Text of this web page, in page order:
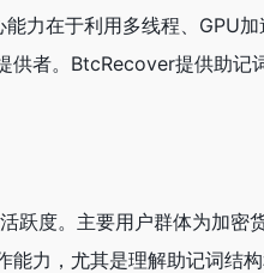
力在于利用多线程、GPU
者。BtcRecover提供助记
度。主要用户群体为加密
力，尤其是理解助记词结